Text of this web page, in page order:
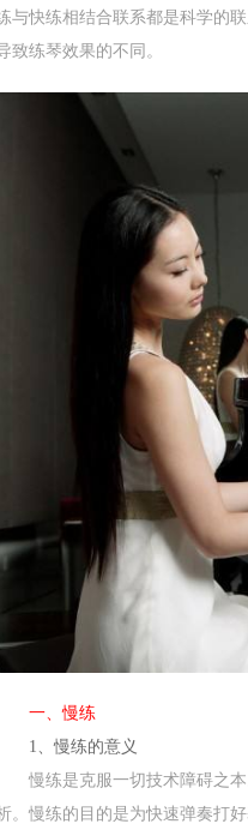
与快练相结合联系都是科学的
致练琴效果的不同。
一、慢练
1、慢练的意义
慢练是克服一切技术障碍之本
。慢练的目的是为快速弹奏打